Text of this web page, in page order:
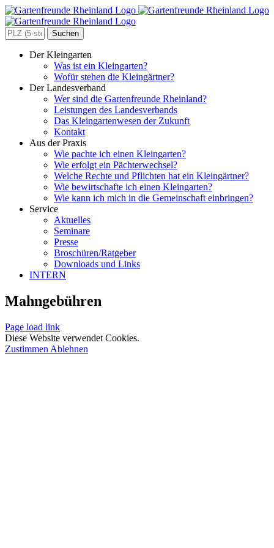
Zum
Inhalt
springen
Search
for:
Der Kleingarten
Was ist ein Kleingarten?
Wofür stehen die Kleingärtner?
Der Landesverband
Wer sind die Gartenfreunde Rheinland?
Leistungen des Landesverbands
Das Kleingartenwesen der Zukunft
Kontakt
Aus der Praxis
Wie pachte ich einen Kleingarten?
Wie erfolgt ein Pächterwechsel?
Welche Rechte und Pflichten hat ein Kleingärtner?
Wie bewirtschafte ich einen Kleingarten?
Wie kann ich mich in die Gemeinschaft einbringen?
Service
Aktuelles
Seminare
Presse
Broschüren/Ratgeber
Downloads und Links
INTERN
Mahngebühren
Page load link
Diese Website verwendet Cookies.
Zustimmen Ablehnen